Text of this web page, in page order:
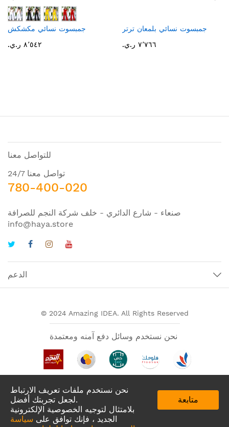
نحن نستخدم ملفات تعريف الارتباط
لجعل تجربتك أفضل.
بلامتثال لتوجيه الخصوصية الإلكترونية
الجديد ، فإنك توافق على سياسة
متابعة
جمبسوت نسائي مكشكش
٨٬٥٤٢ ر.ي.‏
جمبسوت نسائي بلمعان ترتر
٧٬٧٦٦ ر.ي.‏
للتواصل معنا
تواصل معنا 24/7
780-400-020
صنعاء - شارع الدائري - خلف شركة النجم للصرافة
info@haya.store
الدعم
© 2024 Amazing IDEA. All Rights Reserved